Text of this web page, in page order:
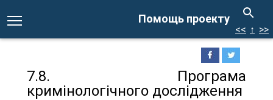
Помощь проекту
<< ↑ >>
7.8. Програма
кримінологічного дослідження